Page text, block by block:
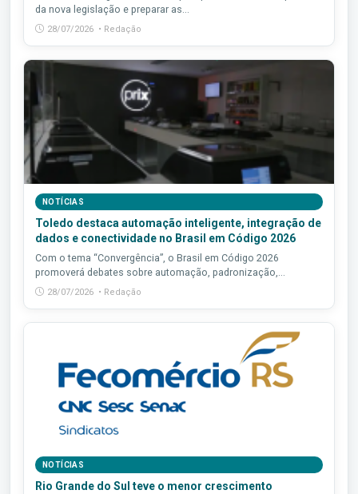
da nova legislação e preparar as...
28/07/2026 • Redação
NOTÍCIAS
Toledo destaca automação inteligente, integração de
dados e conectividade no Brasil em Código 2026
Com o tema “Convergência”, o Brasil em Código 2026
promoverá debates sobre automação, padronização,...
28/07/2026 • Redação
NOTÍCIAS
Rio Grande do Sul teve o menor crescimento